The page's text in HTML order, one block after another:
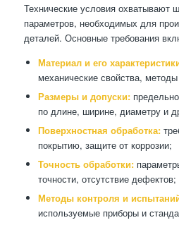
Технические условия охватывают
параметров, необходимых для
деталей. Основные требования
Материал и его
механические свойства, методы
Размеры и допуски:
по длине, ширине, диаметру и
Поверхностная обработка:
покрытию, защите от коррозии;
Точность обработки:
точности, отсутствие дефектов;
Методы контроля и
используемые приборы и